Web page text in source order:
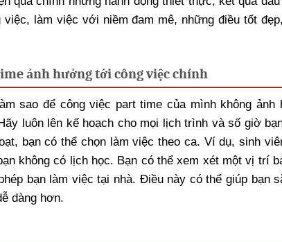
làm việc với niềm đam mê, những điều tốt
ảnh hưởng tới công việc chính
sao để công việc part time của mình không
luôn lên kế hoạch cho mọi lịch trình và số giờ
bạn có thể chọn làm việc theo ca. Ví dụ, sinh
không có lịch học. Bạn có thể xem xét một vị trí
bạn làm việc tại nhà. Điều này có thể giúp bạn
dàng hơn.